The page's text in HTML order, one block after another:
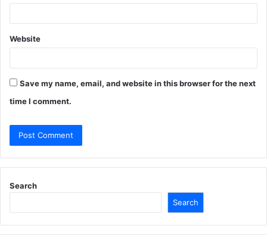
Website
Save my name, email, and website in this browser for the next
time I comment.
Search
Search